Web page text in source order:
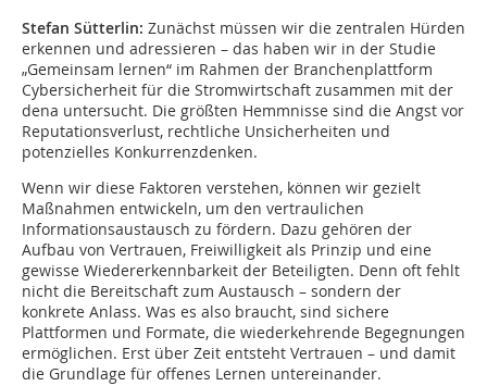
Stefan Sütterlin: Zunächst müssen wir die zentralen Hürden
erkennen und adressieren – das haben wir in der Studie
„Gemeinsam lernen“ im Rahmen der Branchenplattform
Cybersicherheit für die Stromwirtschaft zusammen mit der
dena untersucht. Die größten Hemmnisse sind die Angst vor
Reputationsverlust, rechtliche Unsicherheiten und
potenzielles Konkurrenzdenken.
Wenn wir diese Faktoren verstehen, können wir gezielt
Maßnahmen entwickeln, um den vertraulichen
Informationsaustausch zu fördern. Dazu gehören der
Aufbau von Vertrauen, Freiwilligkeit als Prinzip und eine
gewisse Wiedererkennbarkeit der Beteiligten. Denn oft fehlt
nicht die Bereitschaft zum Austausch – sondern der
konkrete Anlass. Was es also braucht, sind sichere
Plattformen und Formate, die wiederkehrende Begegnungen
ermöglichen. Erst über Zeit entsteht Vertrauen – und damit
die Grundlage für offenes Lernen untereinander.